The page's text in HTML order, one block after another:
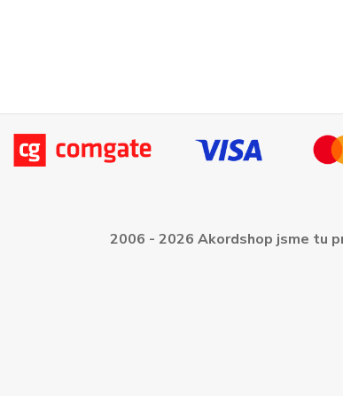
2006 - 2026 Akordshop jsme tu